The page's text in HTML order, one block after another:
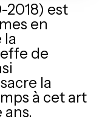
2018) est
en
la
de
la
à cet art
ans.